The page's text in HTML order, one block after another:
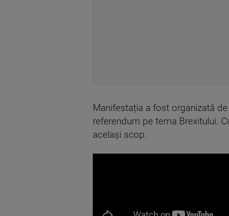
Manifestația a fost organizată
referendum pe tema Brexitului.
același scop.